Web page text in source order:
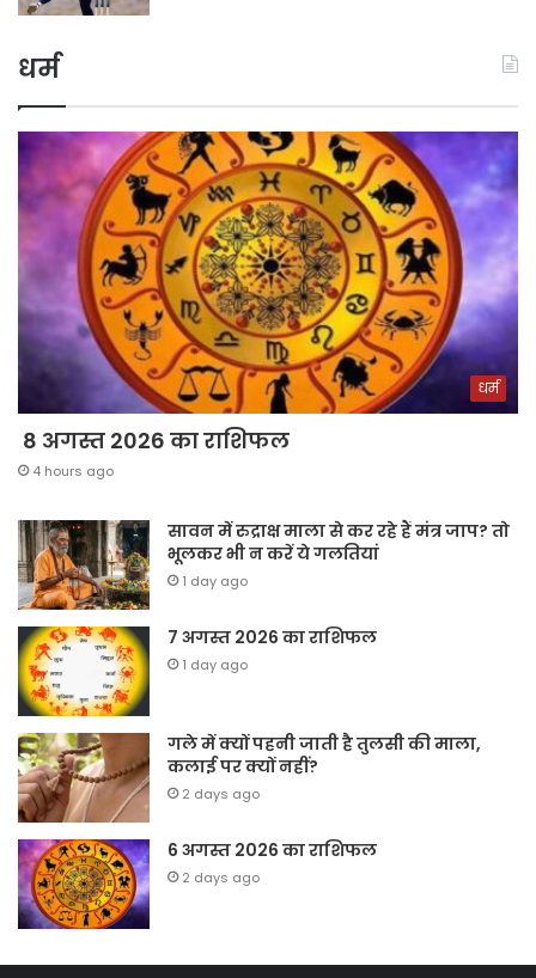
धर्म
धर्म
8 अगस्त 2026 का राशिफल
4 hours ago
सावन में रुद्राक्ष माला से कर रहे हैं मंत्र जाप? तो
भूलकर भी न करें ये गलतियां
1 day ago
7 अगस्त 2026 का राशिफल
1 day ago
गले में क्यों पहनी जाती है तुलसी की माला,
कलाई पर क्यों नहीं?
2 days ago
6 अगस्त 2026 का राशिफल
2 days ago